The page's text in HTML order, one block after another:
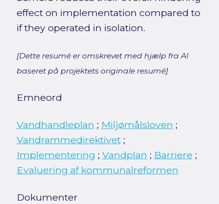
effect on implementation compared to
if they operated in isolation.
[Dette resumé er omskrevet med hjælp fra AI
baseret på projektets originale resumé]
Emneord
Vandhandleplan ; Miljømålsloven ;
Vandrammedirektivet;
Implementering ; Vandplan ; Barriere ;
Evaluering af kommunalreformen
Dokumenter